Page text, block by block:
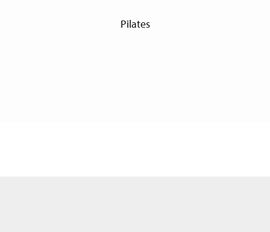
Pilates